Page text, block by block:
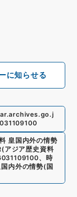
に知らせる
皇国内外の情勢
アジア歴史資料
、 時
内外の情勢(国